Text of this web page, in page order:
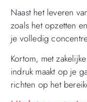
Naast het leveren
zoals het opzetten
je volledig
Kortom, met
indruk maakt op je
richten op het